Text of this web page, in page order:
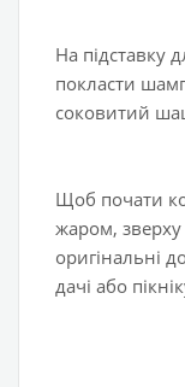
На підставку
покласти
соковитий
Щоб почати
жаром, зверху
оригінальні
дачі або